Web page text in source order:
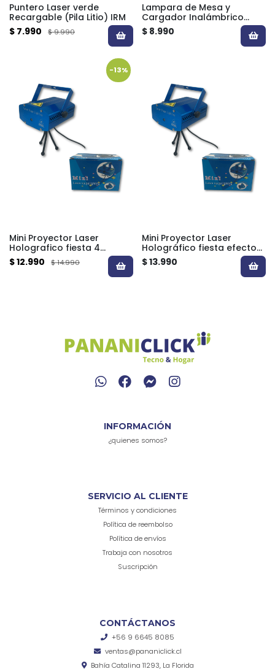
Puntero Laser verde
Recargable (Pila Litio) IRM
$ 7.990
$ 9.990
Lampara de Mesa y
Cargador Inalámbrico
IRM12238
$ 8.990
-13%
Mini Proyector Laser
Holografico fiesta 4
efectos
$ 12.990 $ 14.990
Mini Proyector Laser
Holográfico fiesta efecto
Lluvia
$ 13.990
INFORMACIÓN
¿quienes somos?
SERVICIO AL CLIENTE
Términos y condiciones
Política de reembolso
Política de envíos
Trabaja con nosotros
Suscripción
CONTÁCTANOS
+56 9 6645 8085
ventas@pananiclick.cl
Bahía Catalina 11293, La Florida